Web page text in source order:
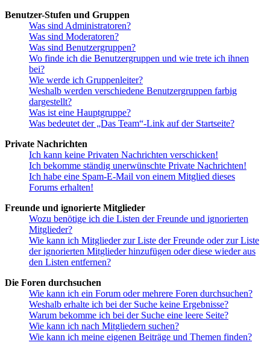
Benutzer-Stufen und Gruppen
Was sind Administratoren?
Was sind Moderatoren?
Was sind Benutzergruppen?
Wo finde ich die Benutzergruppen und wie trete ich ihnen
bei?
Wie werde ich Gruppenleiter?
Weshalb werden verschiedene Benutzergruppen farbig
dargestellt?
Was ist eine Hauptgruppe?
Was bedeutet der „Das Team“-Link auf der Startseite?
Private Nachrichten
Ich kann keine Privaten Nachrichten verschicken!
Ich bekomme ständig unerwünschte Private Nachrichten!
Ich habe eine Spam-E-Mail von einem Mitglied dieses
Forums erhalten!
Freunde und ignorierte Mitglieder
Wozu benötige ich die Listen der Freunde und ignorierten
Mitglieder?
Wie kann ich Mitglieder zur Liste der Freunde oder zur Liste
der ignorierten Mitglieder hinzufügen oder diese wieder aus
den Listen entfernen?
Die Foren durchsuchen
Wie kann ich ein Forum oder mehrere Foren durchsuchen?
Weshalb erhalte ich bei der Suche keine Ergebnisse?
Warum bekomme ich bei der Suche eine leere Seite?
Wie kann ich nach Mitgliedern suchen?
Wie kann ich meine eigenen Beiträge und Themen finden?